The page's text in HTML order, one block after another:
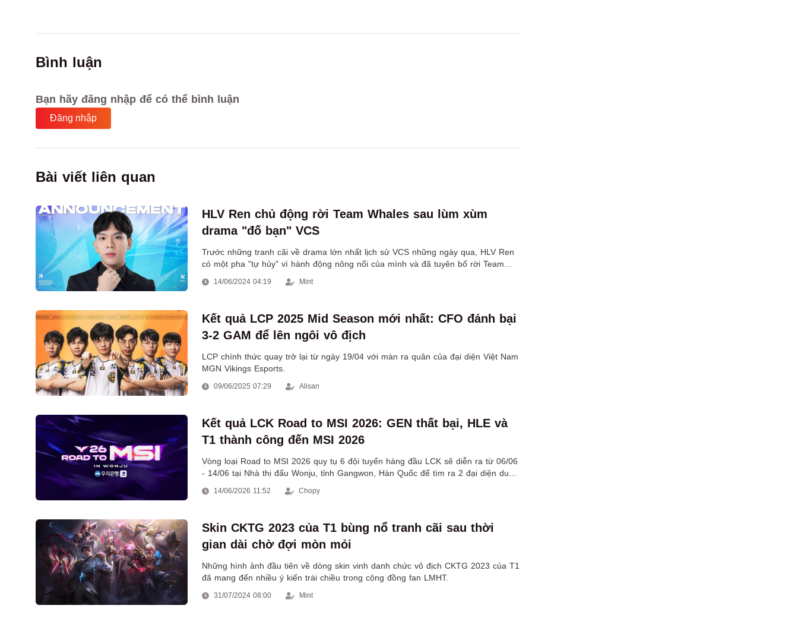
Bình luận
Bạn hãy đăng nhập để có thể bình luận
Đăng nhập
Bài viết liên quan
HLV Ren chủ động rời Team Whales sau lùm xùm
drama "đố bạn" VCS
Trước những tranh cãi về drama lớn nhất lịch sử VCS những ngày qua, HLV Ren
có một pha "tự hủy" vì hành động nông nổi của mình và đã tuyên bố rời Team
14/06/2024 04:19 Mint
Kết quả LCP 2025 Mid Season mới nhất: CFO đánh bại
3-2 GAM để lên ngôi vô địch
LCP chính thức quay trở lại từ ngày 19/04 với màn ra quân của đại diện Việt Nam
MGN Vikings Esports.
09/06/2025 07:29 Alisan
Kết quả LCK Road to MSI 2026: GEN thất bại, HLE và
T1 thành công đến MSI 2026
Vòng loại Road to MSI 2026 quy tụ 6 đội tuyển hàng đầu LCK sẽ diễn ra từ 06/06
- 14/06 tại Nhà thi đấu Wonju, tỉnh Gangwon, Hàn Quốc để tìm ra 2 đại diện duy
14/06/2026 11:52 Chopy
Skin CKTG 2023 của T1 bùng nổ tranh cãi sau thời
gian dài chờ đợi mòn mỏi
Những hình ảnh đầu tiên về dòng skin vinh danh chức vô địch CKTG 2023 của T1
đã mang đến nhiều ý kiến trái chiều trong cộng đồng fan LMHT.
31/07/2024 08:00 Mint